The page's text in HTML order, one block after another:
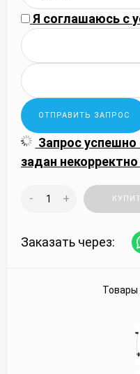
Я соглашаюсь с
Запрос успешно
задан некорректно
- +
Заказать через:
Товары